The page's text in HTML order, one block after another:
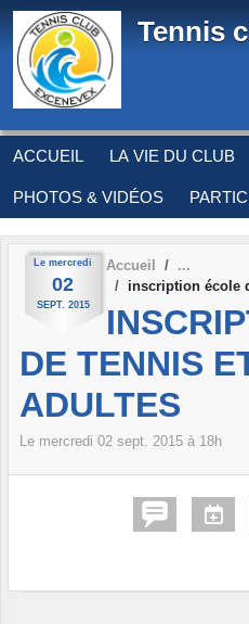
Tennis
ACCUEIL LA VIE DU CLUB
PHOTOS & VIDÉOS
Le mercredi
02
SEPT. 2015
Accueil
inscription école
DE TENNIS
ADULTES
Le mercredi 02 sept. 2015 à 18h
Panneau de gestion des cookies